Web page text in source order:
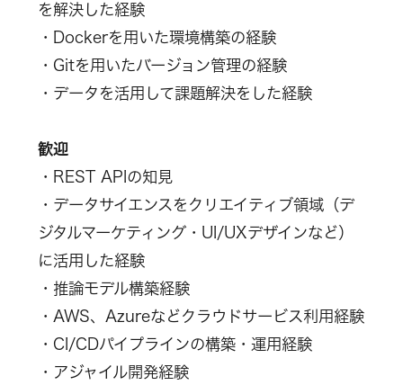
を解決した経験
・Dockerを用いた環境構築の経験
・Gitを用いたバージョン管理の経験
・データを活用して課題解決をした経験
歓迎
・REST APIの知見
・データサイエンスをクリエイティブ領域（デ
ジタルマーケティング・UI/UXデザインなど）
に活用した経験
・推論モデル構築経験
・AWS、Azureなどクラウドサービス利用経験
・CI/CDパイプラインの構築・運用経験
・アジャイル開発経験